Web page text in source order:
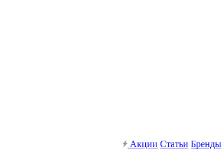
Акции Статьи Бренды